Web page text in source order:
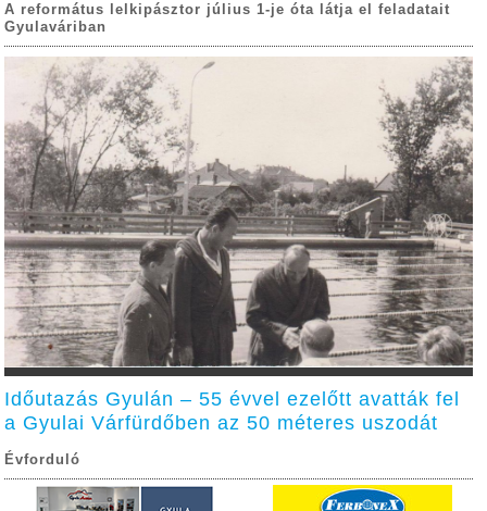
A református lelkipásztor július 1-je óta látja el feladatait
Gyulaváriban
Időutazás Gyulán – 55 évvel ezelőtt avatták fel
a Gyulai Várfürdőben az 50 méteres uszodát
Évforduló